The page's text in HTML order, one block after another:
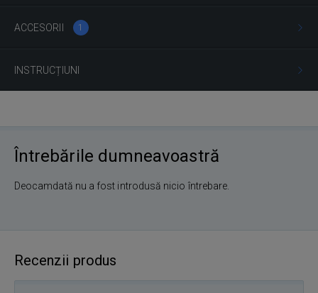
ACCESORII 1
INSTRUCȚIUNI
Întrebările dumneavoastră
Deocamdată nu a fost introdusă nicio întrebare.
Recenzii produs